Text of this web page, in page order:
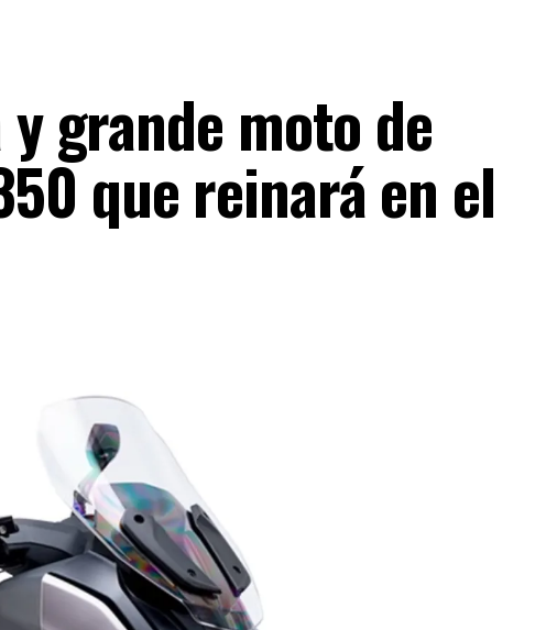
grande moto de
que reinará en el